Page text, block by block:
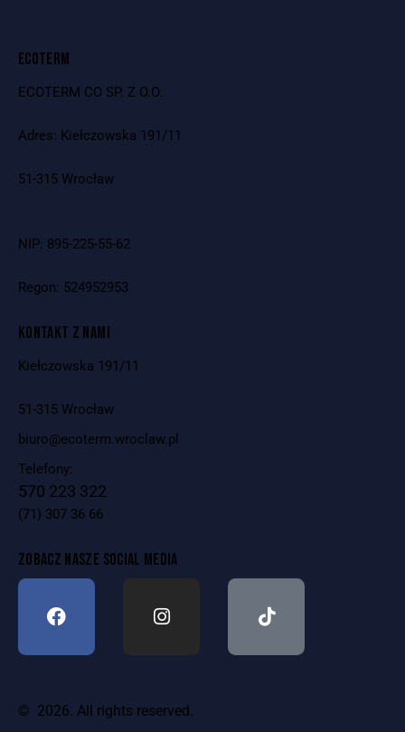
ECOTERM
ECOTERM CO SP. Z O.O.
Adres: Kiełczowska 191/11
51-315 Wrocław
NIP: 895-225-55-62
Regon: 524952953
KONTAKT Z NAMI
Kiełczowska 191/11
51-315 Wrocław
biuro@ecoterm.wroclaw.pl
Telefony:
570 223 322
(71) 307 36 66
ZOBACZ NASZE SOCIAL MEDIA
© 2026. All rights reserved.